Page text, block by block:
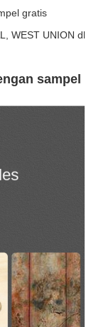
gratis
WEST UNION dll.
sampel